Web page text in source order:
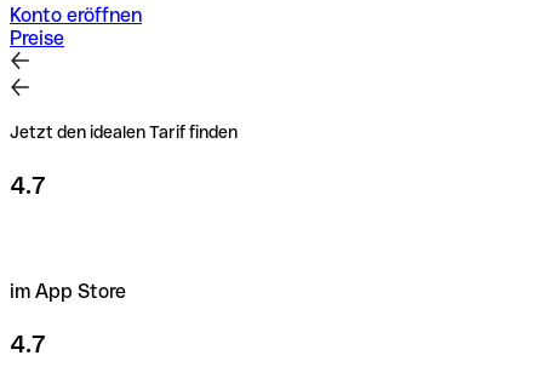
Konto eröffnen
Preise
Jetzt den idealen Tarif finden
4.7
im App Store
4.7